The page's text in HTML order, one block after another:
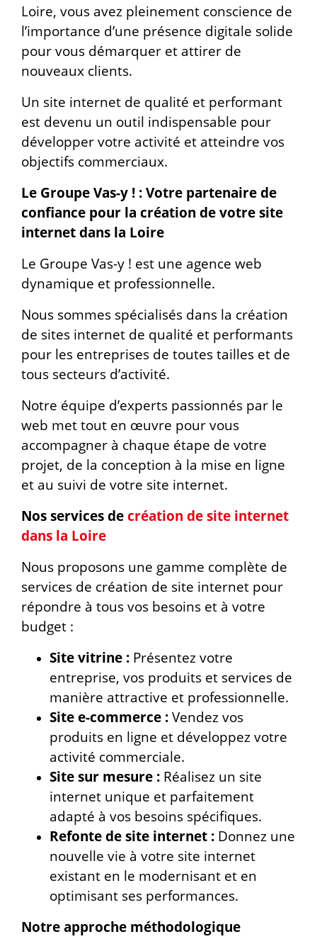
Loire, vous avez pleinement conscience de
l’importance d’une présence digitale solide
pour vous démarquer et attirer de
nouveaux clients.
Un site internet de qualité et performant
est devenu un outil indispensable pour
développer votre activité et atteindre vos
objectifs commerciaux.
Le Groupe Vas-y ! : Votre partenaire de
confiance pour la création de votre site
internet dans la Loire
Le Groupe Vas-y ! est une agence web
dynamique et professionnelle.
Nous sommes spécialisés dans la création
de sites internet de qualité et performants
pour les entreprises de toutes tailles et de
tous secteurs d’activité.
Notre équipe d’experts passionnés par le
web met tout en œuvre pour vous
accompagner à chaque étape de votre
projet, de la conception à la mise en ligne
et au suivi de votre site internet.
Nos services de création de site internet
dans la Loire
Nous proposons une gamme complète de
services de création de site internet pour
répondre à tous vos besoins et à votre
budget :
Site vitrine : Présentez votre
entreprise, vos produits et services de
manière attractive et professionnelle.
Site e-commerce : Vendez vos
produits en ligne et développez votre
activité commerciale.
Site sur mesure : Réalisez un site
internet unique et parfaitement
adapté à vos besoins spécifiques.
Refonte de site internet : Donnez une
nouvelle vie à votre site internet
existant en le modernisant et en
optimisant ses performances.
Notre approche méthodologique